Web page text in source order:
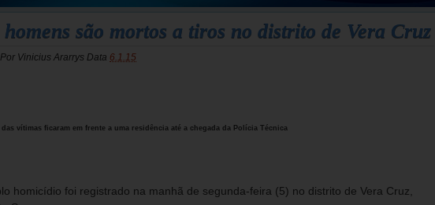
são mortos a tiros no distrito de Vera Cruz
Vinicius Ararrys Data 6.1.15
vítimas ficaram em frente a uma residência até a chegada da Polícia Técnica
homicídio foi registrado na manhã de segunda-feira (5) no distrito de Vera Cruz,